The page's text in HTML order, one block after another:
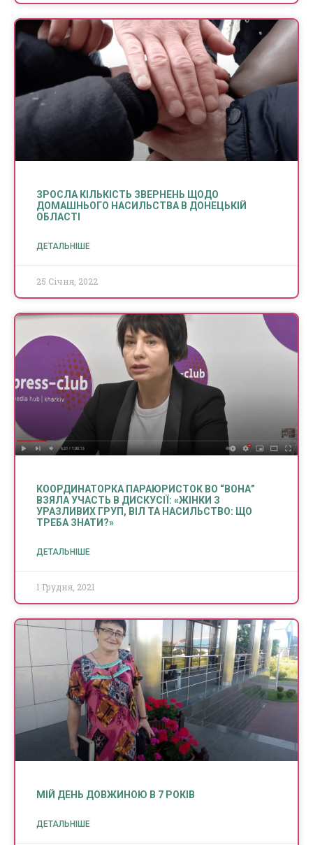
ЗРОСЛА КІЛЬКІСТЬ ЗВЕРНЕНЬ ЩОДО
ДОМАШНЬОГО НАСИЛЬСТВА В ДОНЕЦЬКІЙ
ОБЛАСТІ
ДЕТАЛЬНІШЕ
25 Січня, 2022
КООРДИНАТОРКА ПАРАЮРИСТОК ВО “ВОНА”
ВЗЯЛА УЧАСТЬ В ДИСКУСІЇ: «ЖІНКИ З
УРАЗЛИВИХ ГРУП, ВІЛ ТА НАСИЛЬСТВО: ЩО
ТРЕБА ЗНАТИ?»
ДЕТАЛЬНІШЕ
1 Грудня, 2021
МІЙ ДЕНЬ ДОВЖИНОЮ В 7 РОКІВ
ДЕТАЛЬНІШЕ